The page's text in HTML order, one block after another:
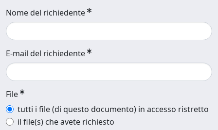
Nome del richiedente
E-mail del richiedente
File
tutti i file (di questo documento) in accesso ristretto
il file(s) che avete richiesto